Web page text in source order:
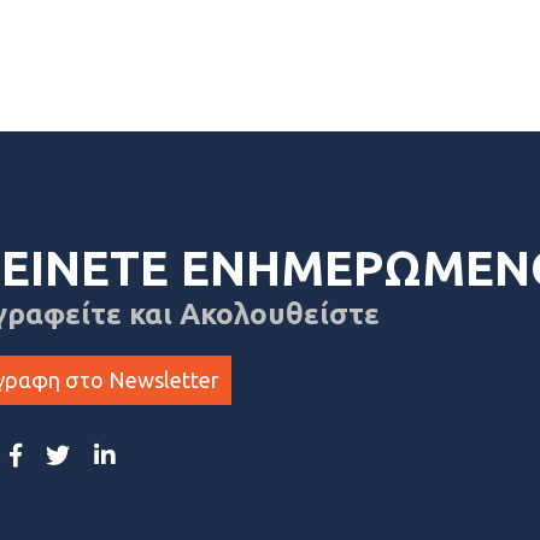
και Ακολουθείστε
στο Newsletter